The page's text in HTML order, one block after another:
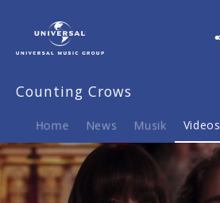
Video
Scarecrow
Counting Crows
Home News Musik Videos